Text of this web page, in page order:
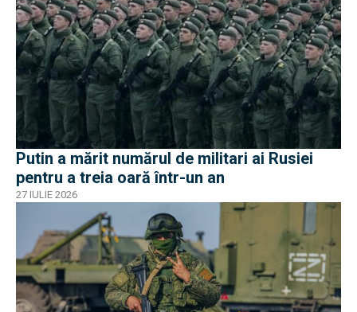
Putin a mărit numărul de militari ai Rusiei
pentru a treia oară într-un an
27 IULIE 2026